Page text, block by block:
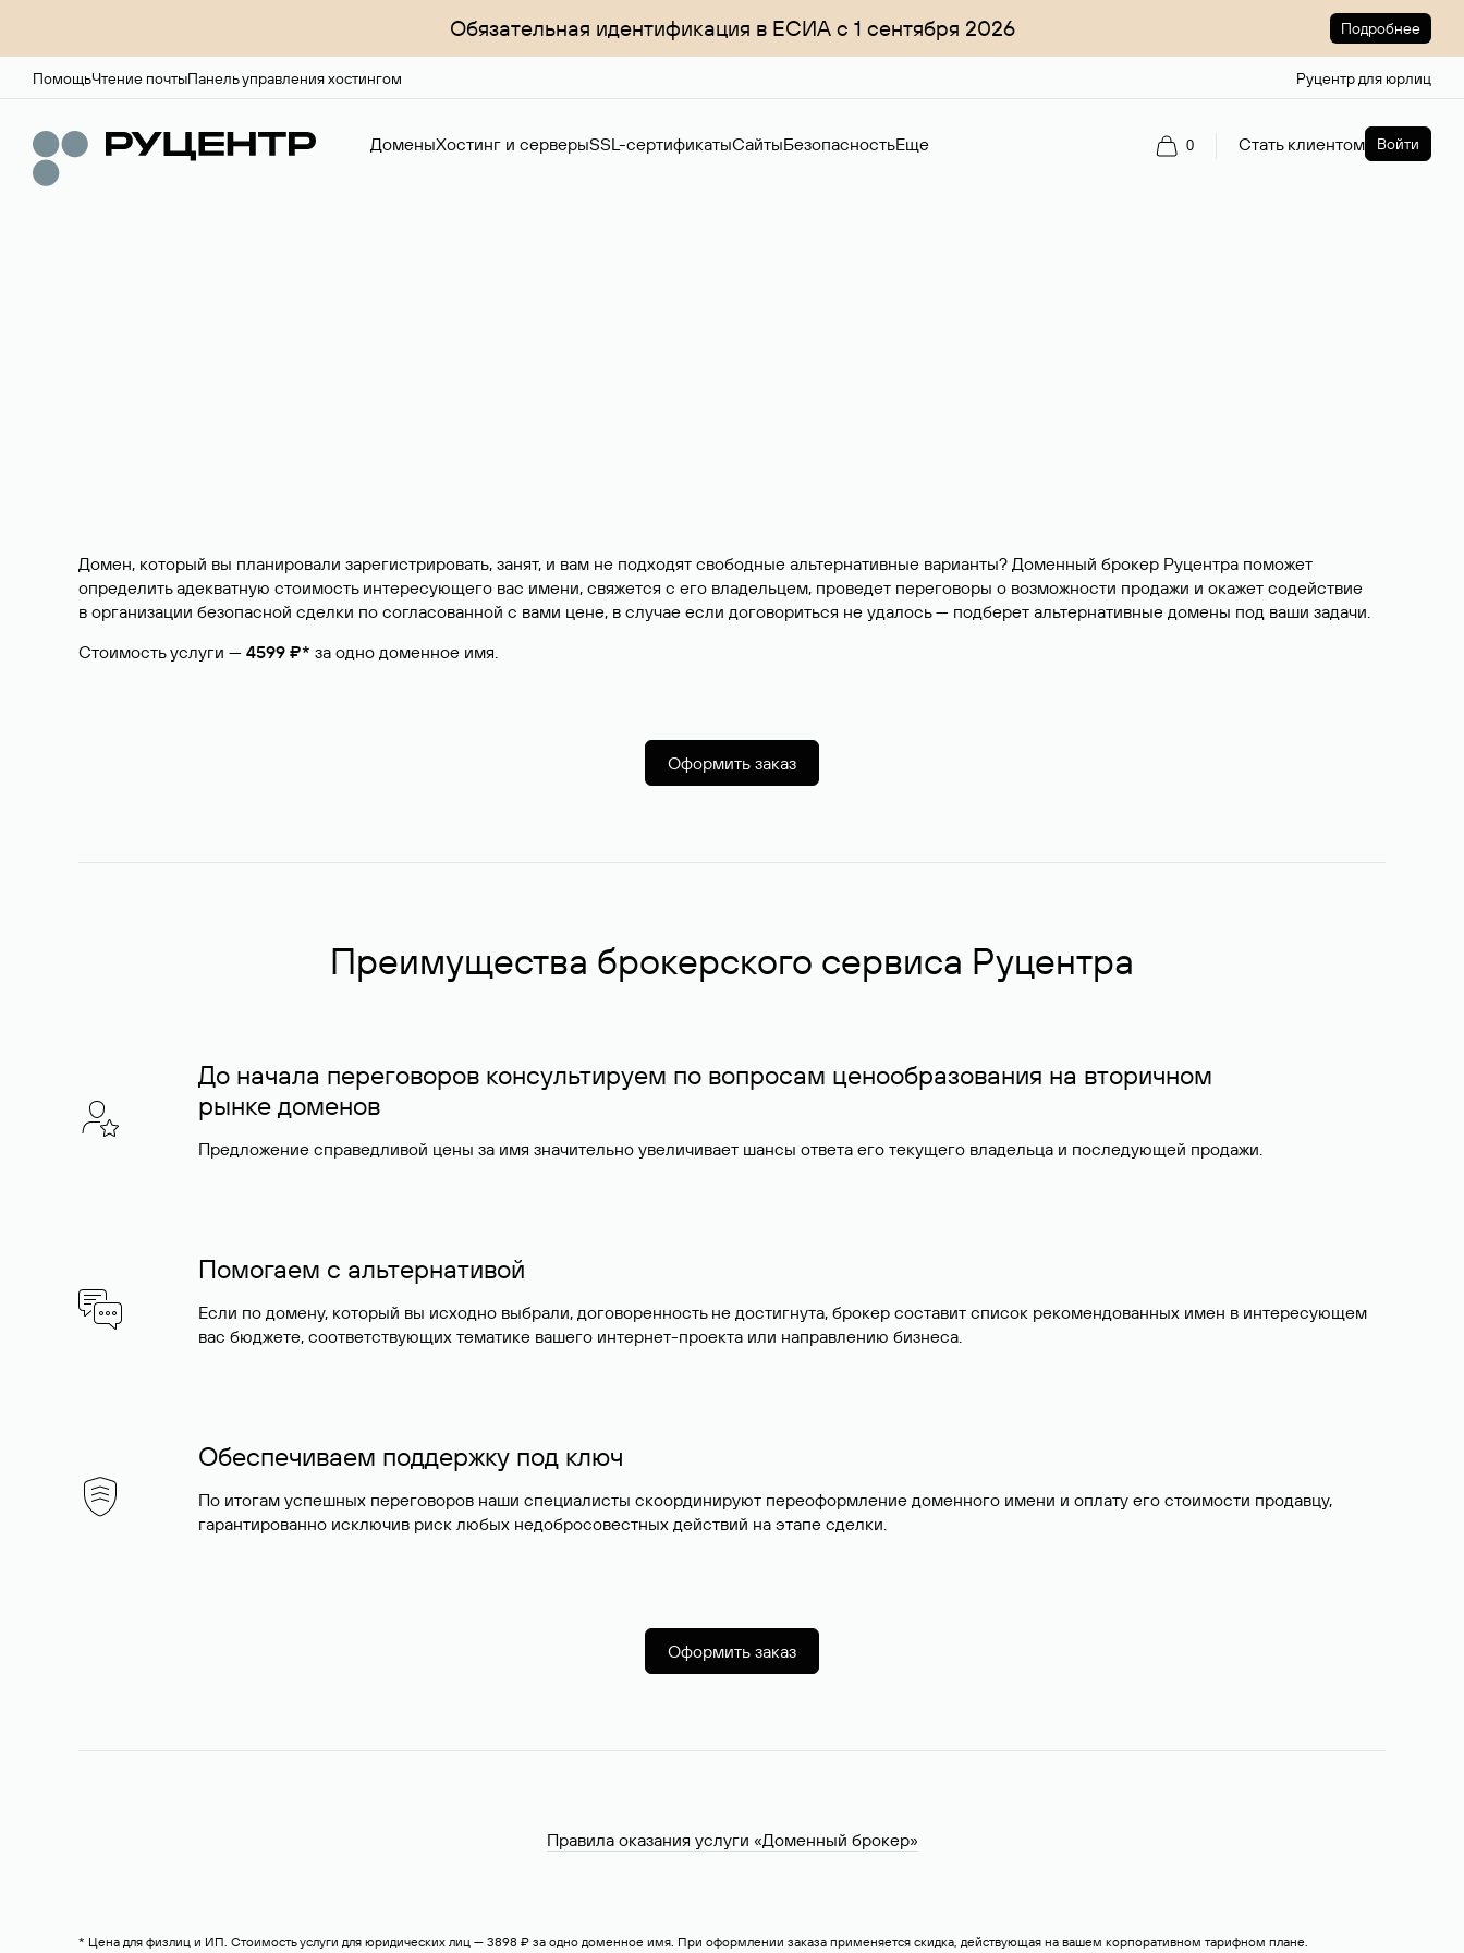
Обязательная идентификация в ЕСИА с 1 сентября 2026 Подробнее
ПомощьЧтение почтыПанель управления хостингом Руцентр для юрлиц
ДоменыХостинг и серверыSSL-сертификатыСайтыБезопасностьЕще 0 Стать клиентом Войти
Домен, который вы планировали зарегистрировать, занят, и вам не подходят свободные альтернативные варианты? Доменный брокер Руцентра поможет
определить адекватную стоимость интересующего вас имени, свяжется с его владельцем, проведет переговоры о возможности продажи и окажет содействие
в организации безопасной сделки по согласованной с вами цене, в случае если договориться не удалось — подберет альтернативные домены под ваши задачи.
Стоимость услуги — 4599 ₽* за одно доменное имя.
Оформить заказ
Преимущества брокерского сервиса Руцентра
До начала переговоров консультируем по вопросам ценообразования на вторичном
рынке доменов
Предложение справедливой цены за имя значительно увеличивает шансы ответа его текущего владельца и последующей продажи.
Помогаем с альтернативой
Если по домену, который вы исходно выбрали, договоренность не достигнута, брокер составит список рекомендованных имен в интересующем
вас бюджете, соответствующих тематике вашего интернет-проекта или направлению бизнеса.
Обеспечиваем поддержку под ключ
По итогам успешных переговоров наши специалисты скоординируют переоформление доменного имени и оплату его стоимости продавцу,
гарантированно исключив риск любых недобросовестных действий на этапе сделки.
Оформить заказ
Правила оказания услуги «Доменный брокер»
* Цена для физлиц и ИП. Стоимость услуги для юридических лиц — 3898 ₽ за одно доменное имя. При оформлении заказа применяется скидка, действующая на вашем корпоративном тарифном плане.